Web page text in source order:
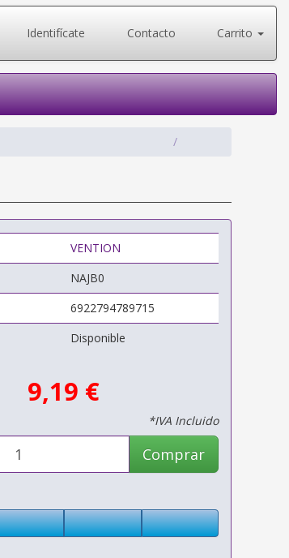
Identifícate Contacto Carrito
VENTION
NAJB0
6922794789715
Disponible
9,19 €
*IVA Incluido
Comprar